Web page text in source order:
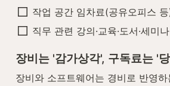
작업 공간 임차료(공유오피스
직무 관련 강의·교육·도서·세미
장비는 '감가상각', 구독료는 '
장비와 소프트웨어는 경비로 반영